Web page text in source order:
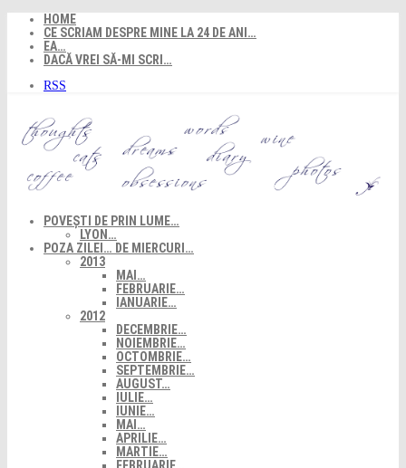
content
HOME
CE SCRIAM DESPRE MINE LA 24 DE ANI…
EA…
DACĂ VREI SĂ-MI SCRI…
RSS
POVEȘTI DE PRIN LUME…
LYON…
POZA ZILEI… DE MIERCURI…
2013
MAI…
FEBRUARIE…
IANUARIE…
2012
DECEMBRIE…
NOIEMBRIE…
OCTOMBRIE…
SEPTEMBRIE…
AUGUST…
IULIE…
IUNIE…
MAI…
APRILIE…
MARTIE…